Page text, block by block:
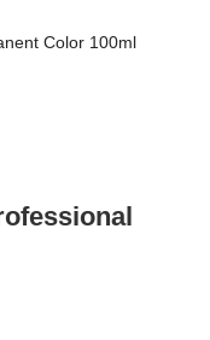
Color 100ml